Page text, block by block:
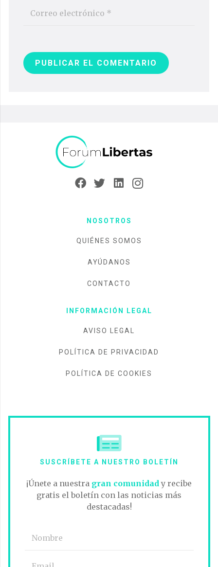
PUBLICAR EL COMENTARIO
NOSOTROS
QUIÉNES SOMOS
AYÚDANOS
CONTACTO
INFORMACIÓN LEGAL
AVISO LEGAL
POLÍTICA DE PRIVACIDAD
POLÍTICA DE COOKIES
SUSCRÍBETE A NUESTRO BOLETÍN
¡Únete a nuestra gran comunidady recibe
gratis el boletín con las noticias más
destacadas!